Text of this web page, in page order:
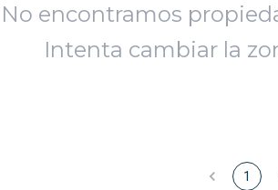
No encontramos
Intenta cambiar la
1